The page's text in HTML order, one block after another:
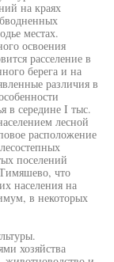
на краях
местах.
освоения
расселение в
берега и на
различия в
в середине I тыс.
лесной
расположение
поселений
что
населения на
в некоторых
хозяйства